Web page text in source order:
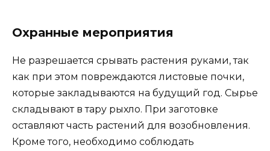
Охранные мероприятия
Не разрешается срывать растения руками, так
как при этом повреждаются листовые почки,
которые закладываются на будущий год. Сырье
складывают в тару рыхло. При заготовке
оставляют часть растений для возобновления.
Кроме того, необходимо соблюдать